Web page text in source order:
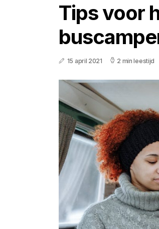
Tips voor
15 april 2021 2 min leestijd